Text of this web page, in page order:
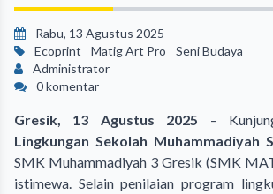
Rabu, 13 Agustus 2025
Ecoprint
Matig Art Pro
Seni Budaya
Administrator
0 komentar
Gresik, 13 Agustus 2025 –
Lingkungan Sekolah Muhammadiyah
SMK Muhammadiyah 3 Gresik (SMK
istimewa. Selain penilaian program